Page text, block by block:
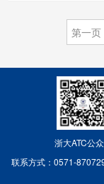
第一页
浙大ATC公
联系方式：0571-